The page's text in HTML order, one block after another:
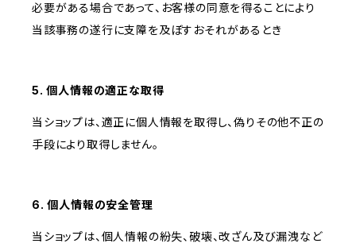
必要がある場合であって、お客様の同意を得ることにより
当該事務の遂行に支障を及ぼすおそれがあるとき
5. 個人情報の適正な取得
当ショップは、適正に個人情報を取得し、偽りその他不正の
手段により取得しません。
6. 個人情報の安全管理
当ショップは、個人情報の紛失、破壊、改ざん及び漏洩など